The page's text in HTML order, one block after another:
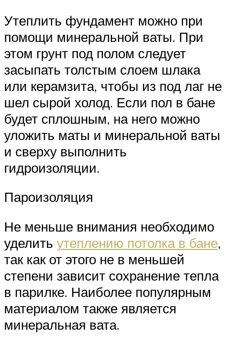
Утеплить фундамент можно при
помощи минеральной ваты. При
этом грунт под полом следует
засыпать толстым слоем шлака
или керамзита, чтобы из под лаг не
шел сырой холод. Если пол в бане
будет сплошным, на него можно
уложить маты и минеральной ваты
и сверху выполнить
гидроизоляции.
Пароизоляция
Не меньше внимания необходимо
уделить утеплению потолка в бане,
так как от этого не в меньшей
степени зависит сохранение тепла
в парилке. Наиболее популярным
материалом также является
минеральная вата.